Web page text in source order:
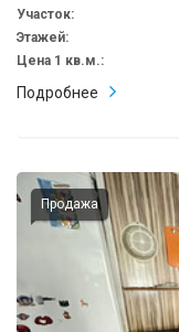
Участок:
Этажей:
Цена 1 кв.м.:
Подробнее
Продажа